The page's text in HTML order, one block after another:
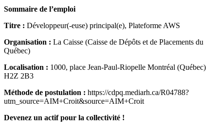
Sommaire de l’emploi
Titre : Développeur(-euse) principal(e), Plateforme AWS
Organisation : La Caisse (Caisse de Dépôts et de Placements du
Québec)
Localisation : 1000, place Jean-Paul-Riopelle Montréal (Québec)
H2Z 2B3
Méthode de postulation : https://cdpq.mediarh.ca/R04788?
utm_source=AIM+Croit&source=AIM+Croit
Devenez un actif pour la collectivité !